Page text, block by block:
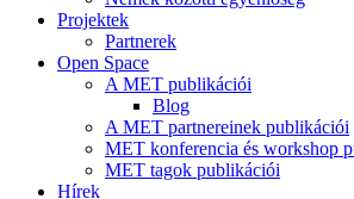
Projektek
Partnerek
Open Space
A MET publikációi
Blog
A MET partnereinek publikációi
MET konferencia és workshop
MET tagok publikációi
Hírek